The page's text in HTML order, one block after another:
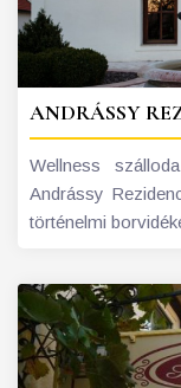
ANDRÁSSY
Wellness
Andrássy
történelmi